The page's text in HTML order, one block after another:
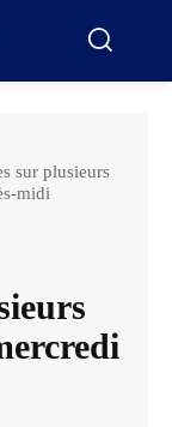
sur plusieurs
midi